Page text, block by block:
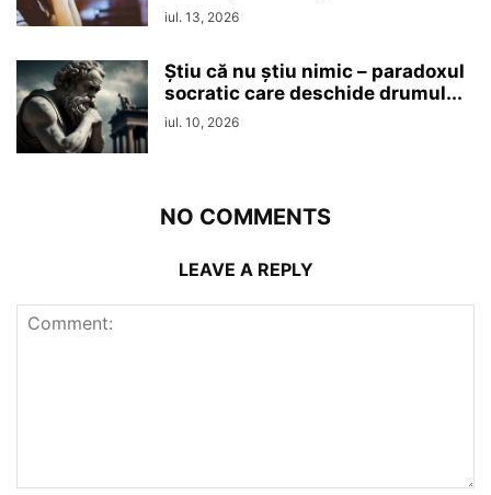
iul. 13, 2026
Ştiu că nu ştiu nimic – paradoxul
socratic care deschide drumul...
iul. 10, 2026
NO COMMENTS
LEAVE A REPLY